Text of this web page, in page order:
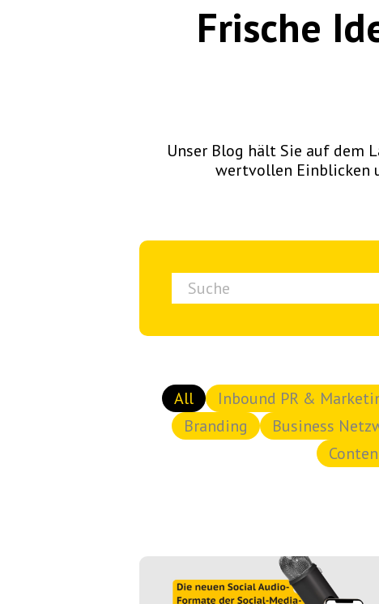
Frische
Unser Blog hält Sie auf dem
wertvollen Einblicken
Dies ist ein Suchfeld mit einer
All Inbound PR &
Branding
Business